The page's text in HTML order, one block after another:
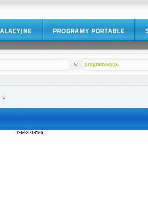
programosy.pl
w